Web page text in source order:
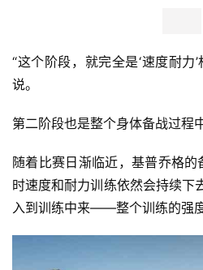
装
练
视
“这个阶段，就完全是‘速度耐力
说。
第二阶段也是整个身体备战过程
随着比赛日渐临近，基普乔格
时速度和耐力训练依然会持续下
入到训练中来——整个训练的强